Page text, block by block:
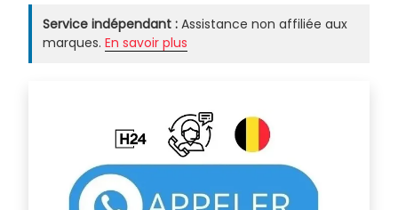
Service indépendant : Assistance non affiliée aux
marques. En savoir plus